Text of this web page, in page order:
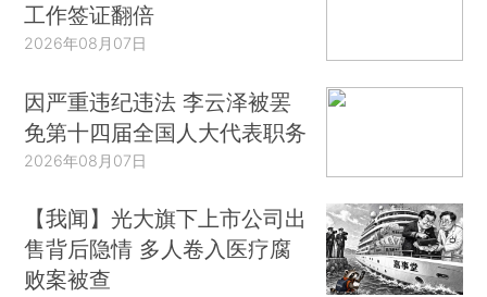
工作签证翻倍
2026年08月07日
因严重违纪违法 李云泽被罢
免第十四届全国人大代表职务
2026年08月07日
【我闻】光大旗下上市公司出
售背后隐情 多人卷入医疗腐
败案被查